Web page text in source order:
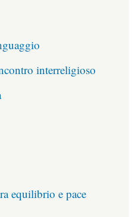
interreligioso
equilibrio e pace